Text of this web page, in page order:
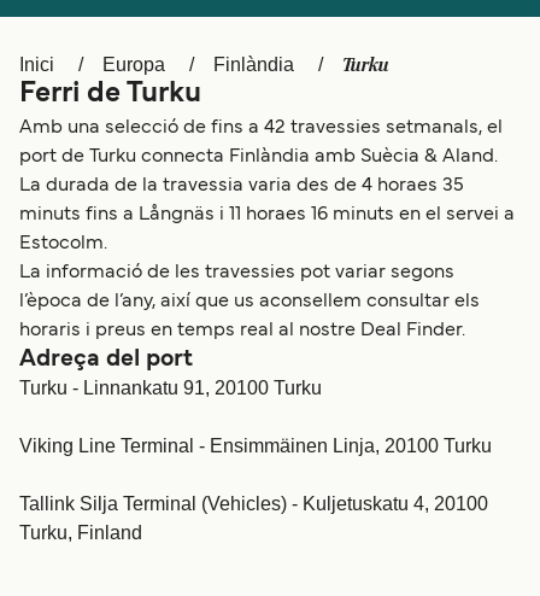
Україна
المغرب Maroc (FR)
Inici Europa Finlàndia Turku
Ferri de Turku
Amb una selecció de fins a 42 travessies setmanals, el
port de Turku connecta Finlàndia amb Suècia & Aland.
La durada de la travessia varia des de 4 horaes 35
minuts fins a Långnäs i 11 horaes 16 minuts en el servei a
Estocolm.
La informació de les travessies pot variar segons
l’època de l’any, així que us aconsellem consultar els
horaris i preus en temps real al nostre Deal Finder.
Adreça del port
Turku - Linnankatu 91, 20100 Turku
Viking Line Terminal - Ensimmäinen Linja, 20100 Turku
Tallink Silja Terminal (Vehicles) - Kuljetuskatu 4, 20100
Turku, Finland